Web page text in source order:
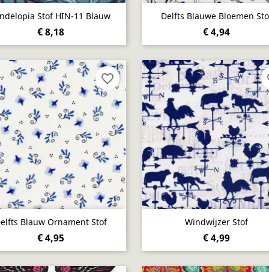
Stof HIN-11 Blauw
€ 8,18
Snel bekijken Delfts Blauwe Bloemen
€ 4,94
Snel bekijken
Blauw Ornament Stof
€ 4,95
Snel bekijken
favorite_border
Windwijzer Stof
€ 4,99
Snel bekijken